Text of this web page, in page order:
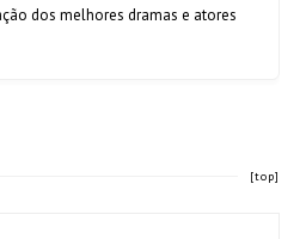
dos melhores dramas e atores
[top]